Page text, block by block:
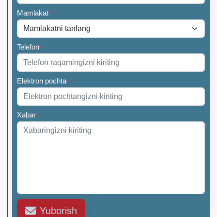
Mamlakat*
Telefon*
Elektron pochta*
Xabar*
Yuborish